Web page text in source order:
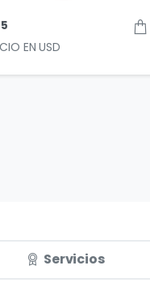
Servicios